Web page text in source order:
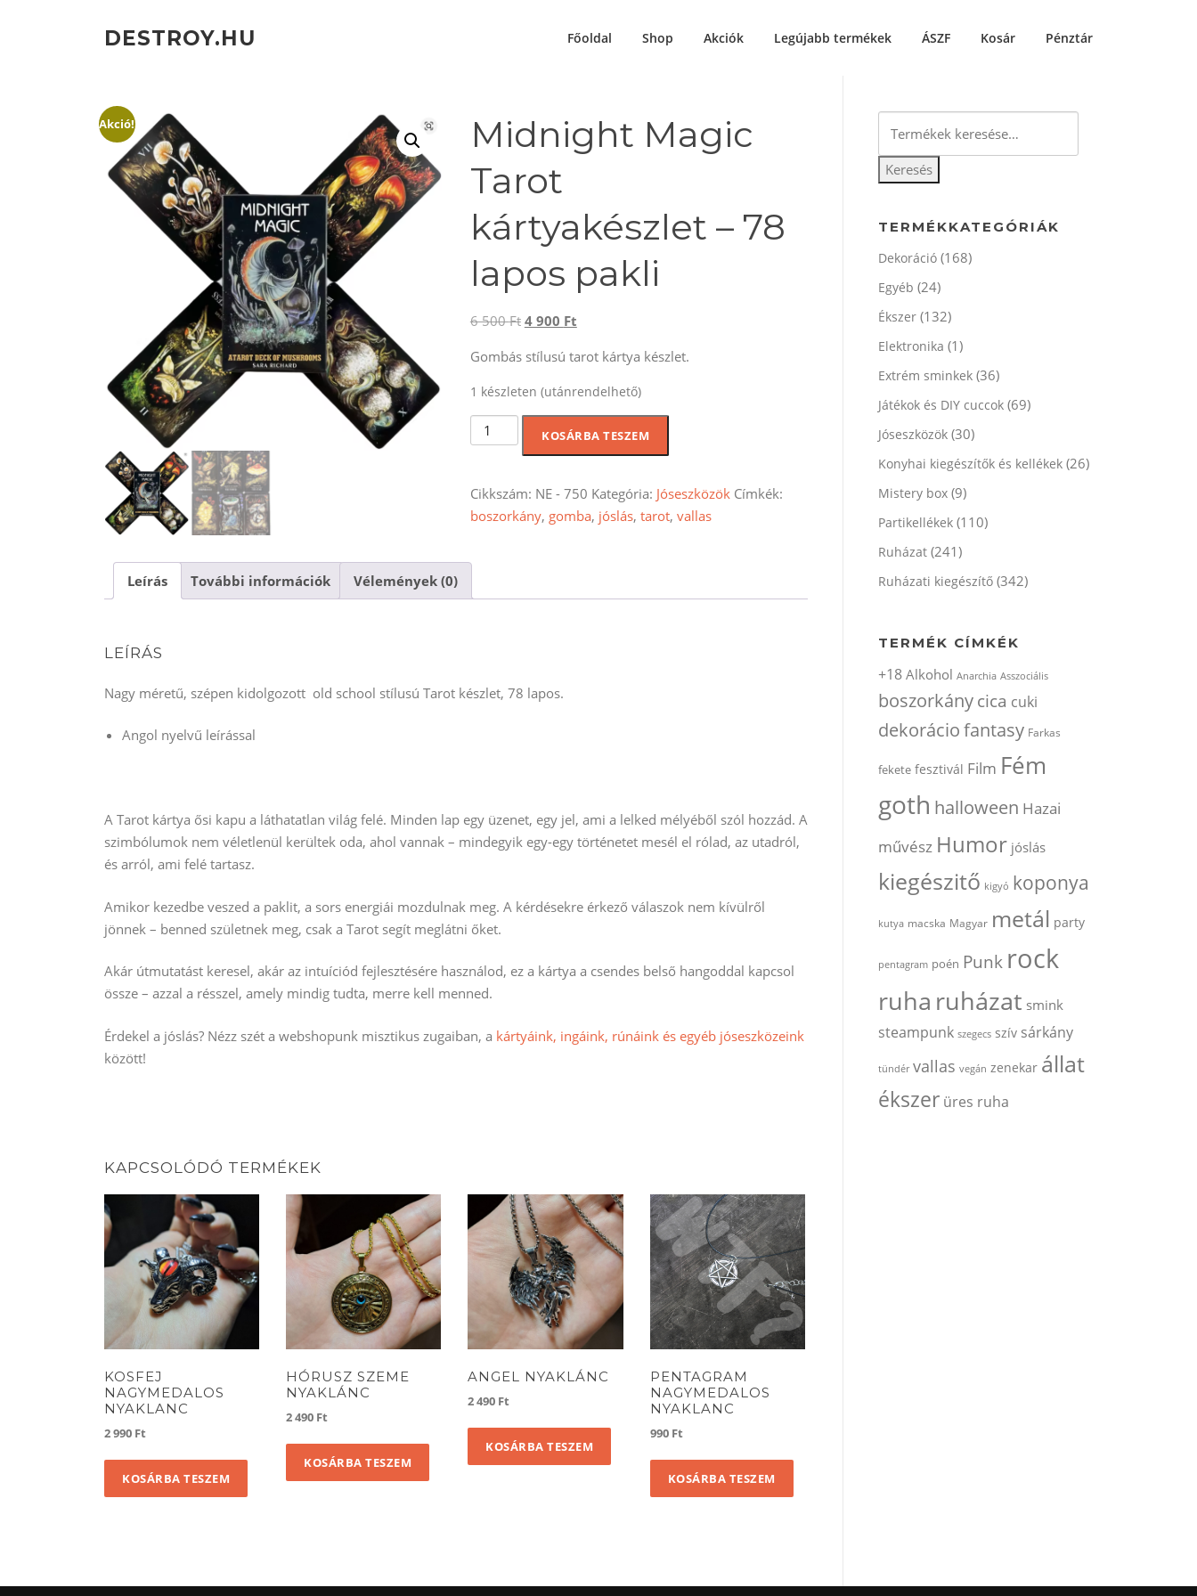
DESTROY.HU Főoldal Shop Akciók Legújabb termékek ÁSZF Kosár Pénztár
Akció!
Midnight Magic
Tarot
kártyakészlet – 78
lapos pakli
6 500Ft Original
was:
6
4 900 FtCurrent
is:
4
Gombás stílusú tarot kártya készlet.
1 készleten (utánrendelhető)
Midnight
Magic
kártyakészlet
-
lapos
mennyiség
KOSÁRBA TESZEM
Cikkszám: NE - 750 Kategória: Jóseszközök Címkék:
boszorkány, gomba, jóslás, tarot, vallas
Leírás További információk Vélemények (0)
LEÍRÁS
Nagy méretű, szépen kidolgozott old school stílusú Tarot készlet, 78 lapos.
Angol nyelvű leírással
A Tarot kártya ősi kapu a láthatatlan világ felé. Minden lap egy üzenet, egy jel, ami a lelked mélyéből szól hozzád. A
szimbólumok nem véletlenül kerültek oda, ahol vannak – mindegyik egy-egy történetet mesél el rólad, az utadról,
és arról, ami felé tartasz.
Amikor kezedbe veszed a paklit, a sors energiái mozdulnak meg. A kérdésekre érkező válaszok nem kívülről
jönnek – benned születnek meg, csak a Tarot segít meglátni őket.
Akár útmutatást keresel, akár az intuíciód fejlesztésére használod, ez a kártya a csendes belső hangoddal kapcsol
össze – azzal a résszel, amely mindig tudta, merre kell menned.
Érdekel a jóslás? Nézz szét a webshopunk misztikus zugaiban, a kártyáink, ingáink, rúnáink és egyéb jóseszközeink
között!
KAPCSOLÓDÓ TERMÉKEK
KOSFEJ
NAGYMEDALOS
NYAKLANC
2 990 Ft
KOSÁRBA TESZEM
HÓRUSZ SZEME
NYAKLÁNC
2 490 Ft
KOSÁRBA TESZEM
ANGEL NYAKLÁNC
2 490 Ft
KOSÁRBA TESZEM
PENTAGRAM
NAGYMEDALOS
NYAKLANC
990 Ft
KOSÁRBA TESZEM
következőre:
Keresés
TERMÉKKATEGÓRIÁK
Dekoráció (168)
Egyéb (24)
Ékszer (132)
Elektronika (1)
Extrém sminkek (36)
Játékok és DIY cuccok (69)
Jóseszközök (30)
Konyhai kiegészítők és kellékek (26)
Mistery box (9)
Partikellékek (110)
Ruházat (241)
Ruházati kiegészítő (342)
TERMÉK CÍMKÉK
+18 Alkohol Anarchia Asszociális
boszorkánycica cuki
dekoráciofantasy Farkas
fekete fesztivál Film Fém
goth halloween Hazai
művész Humor jóslás
kiegészitő kigyó koponya
kutya macska Magyar metál party
pentagram poén Punk rock
ruha ruházat smink
steampunk szegecs szív sárkány
tündér vallas vegán zenekar állat
ékszer üres ruha